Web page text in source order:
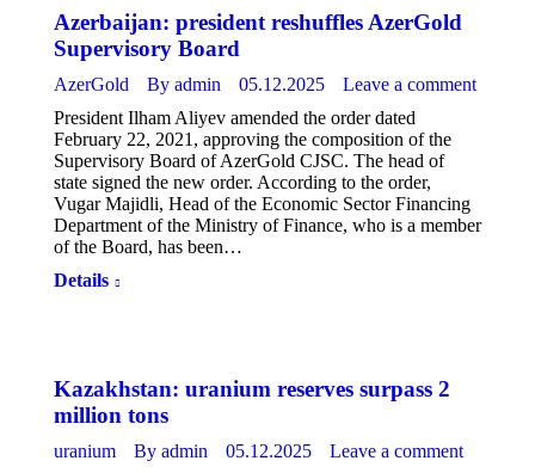
Azerbaijan: president reshuffles AzerGold
Supervisory Board
AzerGold By admin 05.12.2025
Leave a comment
President Ilham Aliyev amended the order dated
February 22, 2021, approving the composition of the
Supervisory Board of AzerGold CJSC. The head of
state signed the new order. According to the order,
Vugar Majidli, Head of the Economic Sector Financing
Department of the Ministry of Finance, who is a member
of the Board, has been…
Details
Kazakhstan: uranium reserves surpass 2
million tons
uranium By admin 05.12.2025
Leave a comment